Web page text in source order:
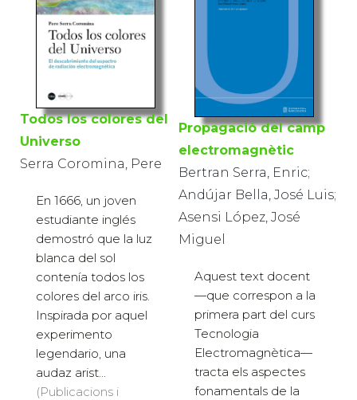
Todos los colores del
Universo
Serra Coromina, Pere
En 1666, un joven
estudiante inglés
demostró que la luz
blanca del sol
contenía todos los
colores del arco iris.
Inspirada por aquel
experimento
legendario, una
audaz arist...
(Publicacions i
Propagació del camp
electromagnètic
Bertran Serra, Enric;
Andújar Bella, José Luis;
Asensi López, José
Miguel
Aquest text docent
—que correspon a la
primera part del curs
Tecnologia
Electromagnètica—
tracta els aspectes
fonamentals de la